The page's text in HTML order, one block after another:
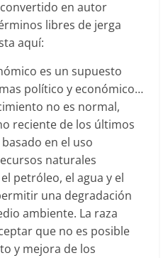
en autor
libres de jerga
aquí:
es un supuesto
político y económico…
no es normal,
reciente de los últimos
en el uso
naturales
petróleo, el agua y el
una degradación
ambiente. La raza
que no es posible
y mejora de los